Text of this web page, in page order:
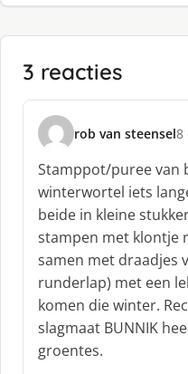
3 reacties
rob van steensel
s
c
h
r
e
e
f
8
Stamppot/puree van
winterwortel iets
beide in kleine
stampen met klontje
samen met draadjes
runderlap) met een
komen die winter.
slagmaat BUNNIK
groentes.